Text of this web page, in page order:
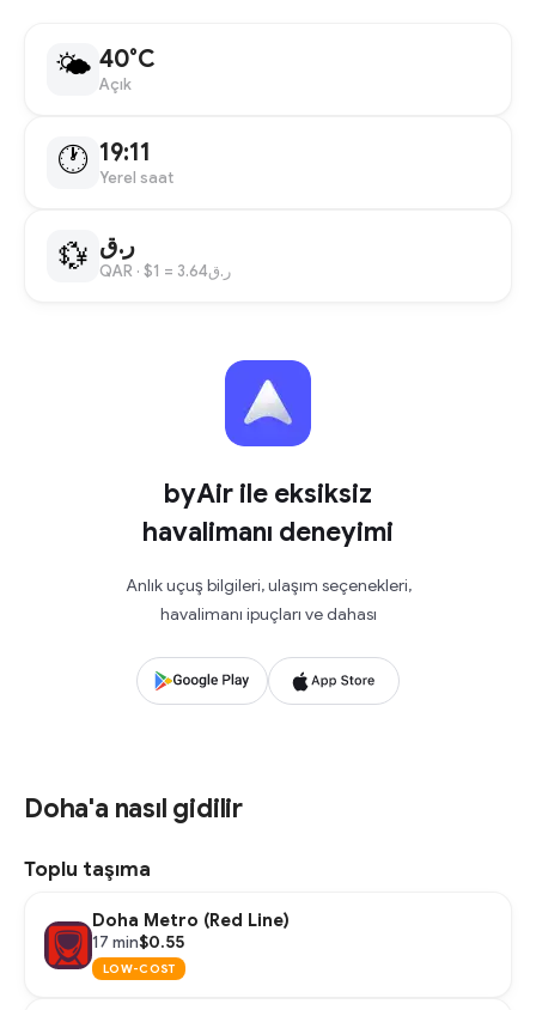
🌤 40°C
Açık
🕐 19:11
Yerel saat
💱 ر.ق
QAR · $1 = ر.ق3.64
byAir ile eksiksiz
havalimanı deneyimi
Anlık uçuş bilgileri, ulaşım seçenekleri,
havalimanı ipuçları ve dahası
Doha'a nasıl gidilir
Toplu taşıma
Doha Metro (Red Line)
17 min$0.55
LOW-COST